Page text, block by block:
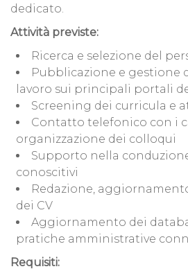
dedicato.
Attività previste:
Ricerca e selezione del
Pubblicazione e gestione
lavoro sui principali portali
Screening dei curricula e
Contatto telefonico con i
organizzazione dei colloqui
Supporto nella
conoscitivi
Redazione,
dei CV
Aggiornamento dei
pratiche amministrative
Requisiti: